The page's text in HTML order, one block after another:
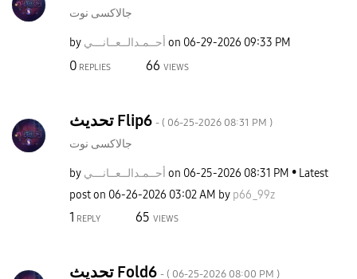
جالاكسى نوت
by أحــمـدالــعــانـــي on ‎06-29-2026 09:33 PM
0 REPLIES 66 VIEWS
تحديث Flip6 - ( ‎06-25-2026 08:31 PM )
جالاكسى نوت
by أحــمـدالــعــانـــي on ‎06-25-2026 08:31 PM
Latest
post on ‎06-26-2026 03:02 AM by p66_99z
1 REPLY 65 VIEWS
تحديث Fold6 - ( ‎06-25-2026 08:00 PM )